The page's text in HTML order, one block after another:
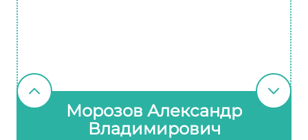
Морозов Александр
Владимирович